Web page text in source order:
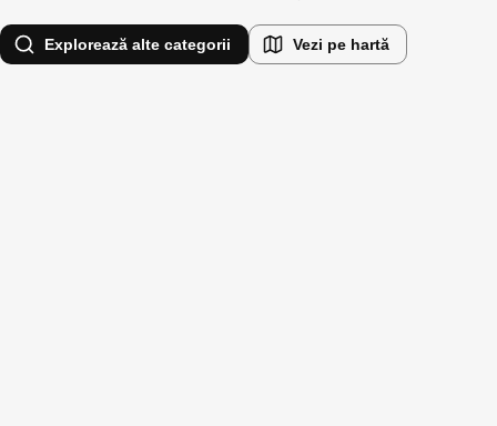
Explorează alte categorii Vezi pe hartă